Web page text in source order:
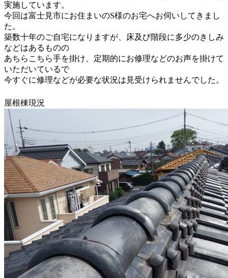
実施しています。
今回は富士見市にお住まいのS様のお宅へお伺いしてきまし
た。
築数十年のご自宅になりますが、床及び階段に多少のきしみ
などはあるものの
あちらこちら手を掛け、定期的にお修理などのお声を掛けて
いただいているで
今すぐに修理などが必要な状況は見受けられませんでした。
屋根棟現況